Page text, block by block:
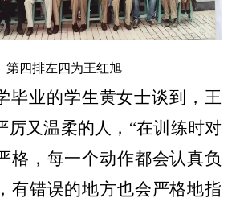
第四排左四为王红旭
毕业的学生黄女士谈到，王
厉又温柔的人，“在训练时对
格，每一个动作都会认真负
有错误的地方也会严格地指